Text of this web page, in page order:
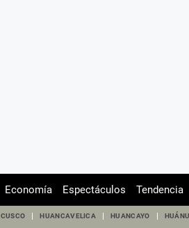
Economía Espectáculos Tendencia
CUSCO HUANCAVELICA HUANCAYO